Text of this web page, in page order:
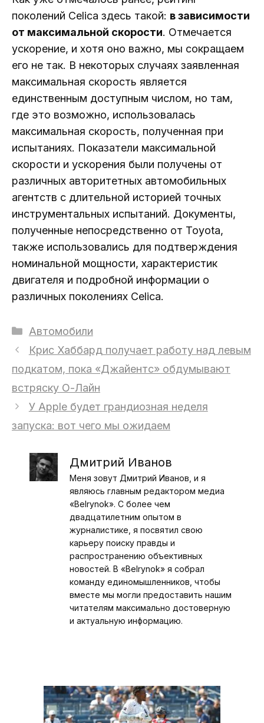
поколений Celica здесь такой: в зависимости
от максимальной скорости. Отмечается
ускорение, и хотя оно важно, мы сокращаем
его не так. В некоторых случаях заявленная
максимальная скорость является
единственным доступным числом, но там,
где это возможно, использовалась
максимальная скорость, полученная при
испытаниях. Показатели максимальной
скорости и ускорения были получены от
различных авторитетных автомобильных
агентств с длительной историей точных
инструментальных испытаний. Документы,
полученные непосредственно от Toyota,
также использовались для подтверждения
номинальной мощности, характеристик
двигателя и подробной информации о
различных поколениях Celica.
Рубрики
Автомобили
Крис Хаббард получает работу над левым
подкатом, пока «Джайентс» обдумывают
встряску О-Лайн
У Apple будет грандиозная неделя
запуска: вот чего мы ожидаем
Дмитрий Иванов
Меня зовут Дмитрий Иванов, и я
являюсь главным редактором медиа
«Belrynok». С более чем
двадцатилетним опытом в
журналистике, я посвятил свою
карьеру поиску правды и
распространению объективных
новостей. В «Belrynok» я собрал
команду единомышленников, чтобы
вместе мы могли предоставить нашим
читателям максимально достоверную
и актуальную информацию.